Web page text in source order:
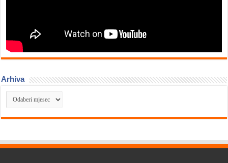
Arhiva
Arhiva